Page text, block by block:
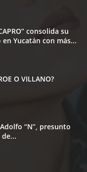
consolida su
Yucatán con más...
O VILLANO?
“N”, presunto